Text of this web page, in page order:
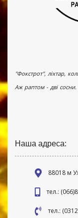
"Фокстрот", ліхтар,
Аж раптом - дві сосни.
Наша адреса:
88018 м
тел.:
тел.: